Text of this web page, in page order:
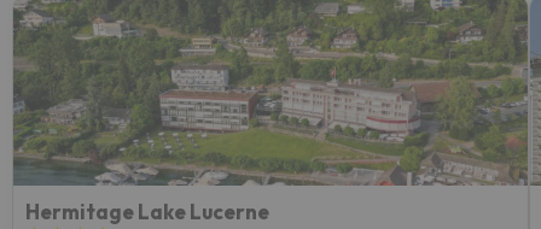
Hermitage Lake Lucerne